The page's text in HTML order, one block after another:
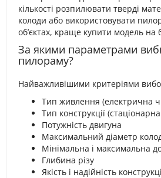
кількості розпилювати тверді
колоди або використовувати
об’єктах, краще купити модель на
За якими параметрами
пилораму?
Найважливішими критеріями
Тип живлення (електрична
Тип конструкції
Потужність двигуна
Максимальний діаметр
Мінімальна і максимальна
Глибина різу
Якість і надійність